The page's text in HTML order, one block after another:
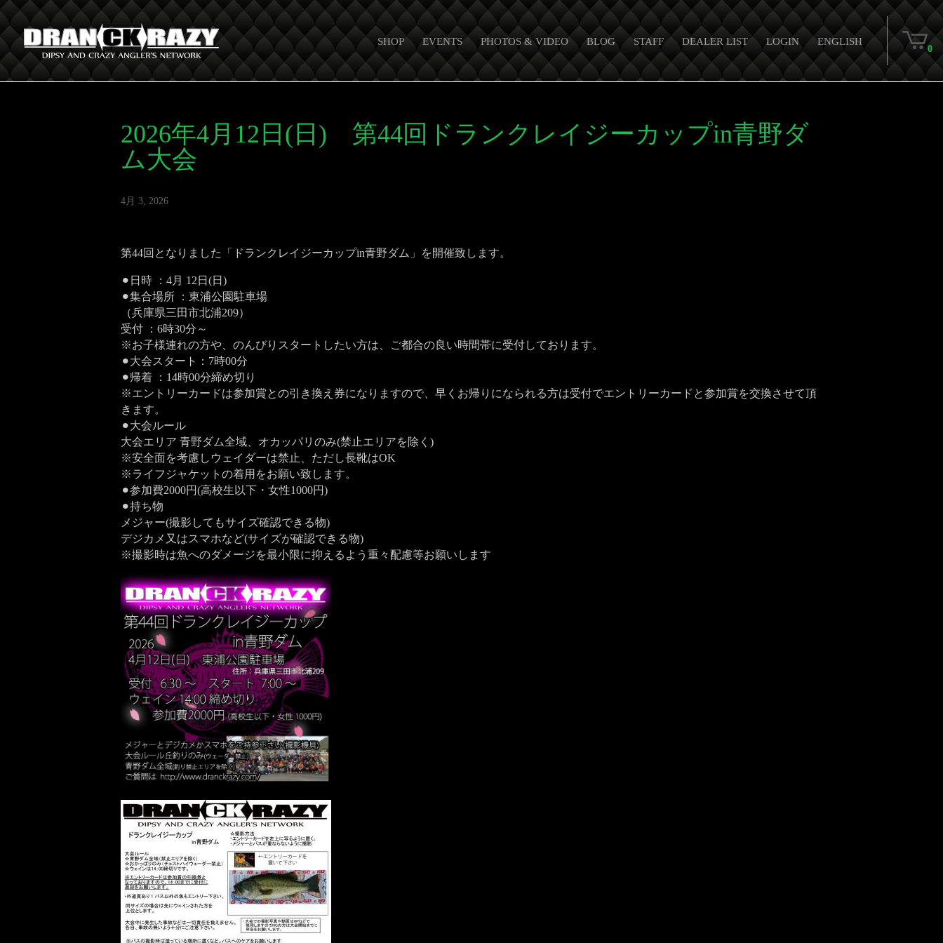
SHOP EVENTS PHOTOS & VIDEO BLOG STAFF DEALER LIST LOGIN ENGLISH
0
2026年4月12日(日) 第44回ドランクレイジーカップin青野ダ
ム大会
4月 3, 2026
第44回となりました「ドランクレイジーカップin青野ダム」を開催致します。
⚫︎日時 ：4月 12日(日)
⚫︎集合場所 ：東浦公園駐車場
（兵庫県三田市北浦209）
受付 ：6時30分～
※お子様連れの方や、のんびりスタートしたい方は、ご都合の良い時間帯に受付しております。
⚫︎大会スタート：7時00分
⚫︎帰着 ：14時00分締め切り
※エントリーカードは参加賞との引き換え券になりますので、早くお帰りになられる方は受付でエントリーカードと参加賞を交換させて頂
きます。
⚫︎大会ルール
大会エリア 青野ダム全域、オカッパリのみ(禁止エリアを除く)
※安全面を考慮しウェイダーは禁止、ただし長靴はOK
※ライフジャケットの着用をお願い致します。
⚫︎参加費2000円(高校生以下・女性1000円)
⚫︎持ち物
メジャー(撮影してもサイズ確認できる物)
デジカメ又はスマホなど(サイズが確認できる物)
※撮影時は魚へのダメージを最小限に抑えるよう重々配慮等お願いします